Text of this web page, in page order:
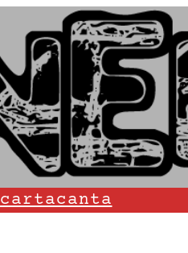
cartacanta